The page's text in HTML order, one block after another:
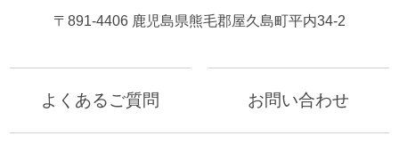
〒891-4406 鹿児島県熊毛郡屋久島町平内34-2
よくあるご質問 お問い合わせ